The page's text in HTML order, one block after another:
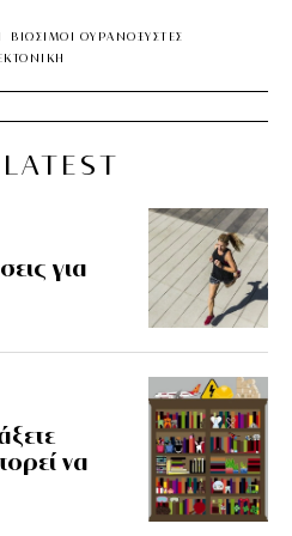
ΒΙΩΣΙΜΟΙ ΟΥΡΑΝΟΞΥΣΤΕΣ
για
να